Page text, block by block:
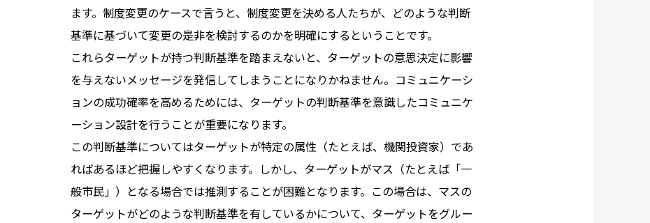
ます。制度変更のケースで言うと、制度変更を決める人たちが、どのような判断
基準に基づいて変更の是非を検討するのかを明確にするということです。
これらターゲットが持つ判断基準を踏まえないと、ターゲットの意思決定に影響
を与えないメッセージを発信してしまうことになりかねません。コミュニケーシ
ョンの成功確率を高めるためには、ターゲットの判断基準を意識したコミュニケ
ーション設計を行うことが重要になります。
この判断基準についてはターゲットが特定の属性（たとえば、機関投資家）であ
ればあるほど把握しやすくなります。しかし、ターゲットがマス（たとえば「一
般市民」）となる場合では推測することが困難となります。この場合は、マスの
ターゲットがどのような判断基準を有しているかについて、ターゲットをグルー